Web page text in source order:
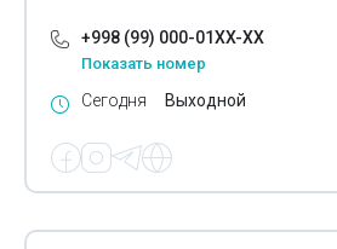
+998 (99) 000-01XX-XX
Показать номер
Сегодня Выходной